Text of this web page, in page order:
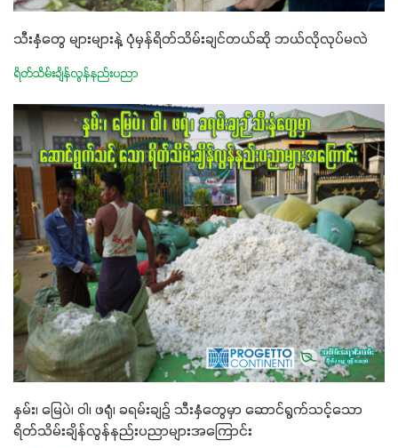
သီးနှံတွေ များများနဲ့ ပုံမှန်ရိတ်သိမ်းချင်တယ်ဆို ဘယ်လိုလုပ်မလဲ
ရိတ်သိမ်းချိန်လွန်နည်းပညာ
နှမ်း၊ မြေပဲ၊ ဝါ၊ ဖရုံ၊ ခရမ်းချဉ် သီးနှံတွေမှာ ဆောင်ရွက်သင့်သော
ရိတ်သိမ်းချိန်လွန်နည်းပညာများအကြောင်း